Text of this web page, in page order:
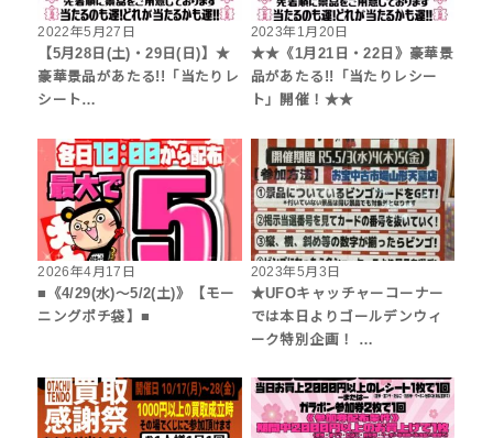
2022年5月27日
【5月28日(土)・29日(日)】★
豪華景品があたる!!「当たりレ
シート…
2023年1月20日
★★《1月21日・22日》豪華景
品があたる!!「当たりレシー
ト」開催！★★
2026年4月17日
■《4/29(水)～5/2(土)》【モー
ニングポチ袋】■
2023年5月3日
★UFOキャッチャーコーナー
では本日よりゴールデンウィ
ーク特別企画！ …